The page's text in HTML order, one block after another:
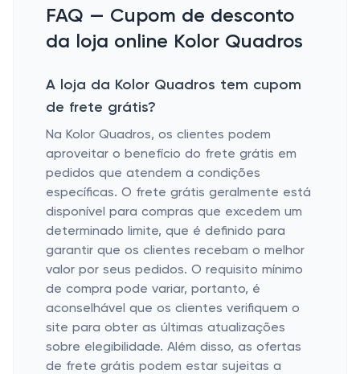
FAQ — Cupom de desconto
da loja online Kolor Quadros
A loja da Kolor Quadros tem cupom
de frete grátis?
Na Kolor Quadros, os clientes podem
aproveitar o benefício do frete grátis em
pedidos que atendem a condições
específicas. O frete grátis geralmente está
disponível para compras que excedem um
determinado limite, que é definido para
garantir que os clientes recebam o melhor
valor por seus pedidos. O requisito mínimo
de compra pode variar, portanto, é
aconselhável que os clientes verifiquem o
site para obter as últimas atualizações
sobre elegibilidade. Além disso, as ofertas
de frete grátis podem estar sujeitas a